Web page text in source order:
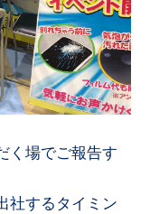
く場でご報告す
社するタイミン